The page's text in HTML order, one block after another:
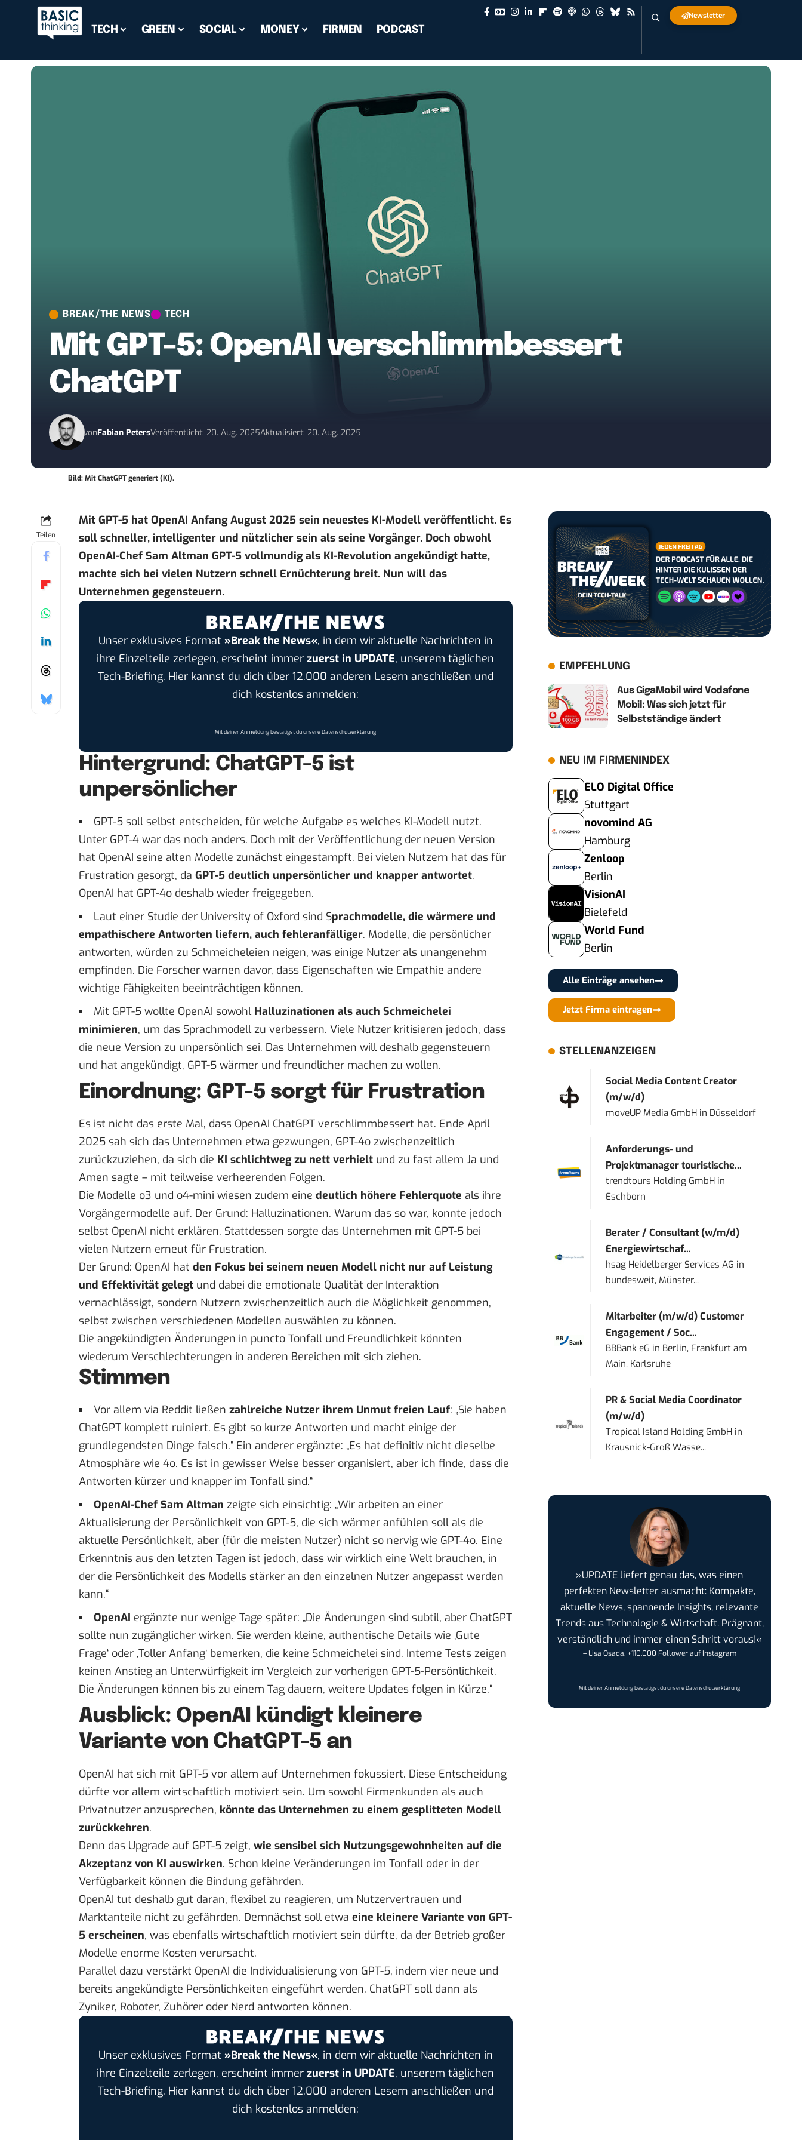
TECH GREEN SOCIAL MONEY FIRMEN PODCAST
Newsletter
BREAK/THE NEWS TECH
Mit GPT-5: OpenAI verschlimmbessert
ChatGPT
vonFabian PetersVeröffentlicht: 20. Aug. 2025Aktualisiert: 20. Aug. 2025
Bild: Mit ChatGPT generiert (KI).
Teilen
Mit GPT-5 hat OpenAI Anfang August 2025 sein neuestes KI-Modell veröffentlicht. Es
soll schneller, intelligenter und nützlicher sein als seine Vorgänger. Doch obwohl
OpenAI-Chef Sam Altman GPT-5 vollmundig als KI-Revolution angekündigt hatte,
machte sich bei vielen Nutzern schnell Ernüchterung breit. Nun will das
Unternehmen gegensteuern.
Unser exklusives Format »Break the News«, in dem wir aktuelle Nachrichten in
ihre Einzelteile zerlegen, erscheint immerzuerst in UPDATE, unserem täglichen
Tech-Briefing. Hier kannst du dich über 12.000 anderen Lesern anschließen und
dich kostenlos anmelden:
Mit deiner Anmeldung bestätigst du unsereDatenschutzerklärung
Hintergrund: ChatGPT-5 ist
unpersönlicher
GPT-5 soll selbst entscheiden, für welche Aufgabe es welches KI-Modell nutzt.
Unter GPT-4 war das noch anders. Doch mit der Veröffentlichung der neuen Version
hat OpenAI seine alten Modelle zunächst eingestampft. Bei vielen Nutzern hat das für
Frustration gesorgt, da GPT-5 deutlich unpersönlicher und knapper antwortet.
OpenAI hat GPT-4o deshalb wieder freigegeben.
Laut einer Studie der University of Oxford sind Sprachmodelle, die wärmere und
empathischere Antworten liefern, auch fehleranfälliger. Modelle, die persönlicher
antworten, würden zu Schmeicheleien neigen, was einige Nutzer als unangenehm
empfinden. Die Forscher warnen davor, dass Eigenschaften wie Empathie andere
wichtige Fähigkeiten beeinträchtigen können.
Mit GPT-5 wollte OpenAI sowohl Halluzinationen als auch Schmeichelei
minimieren, um das Sprachmodell zu verbessern. Viele Nutzer kritisieren jedoch, dass
die neue Version zu unpersönlich sei. Das Unternehmen will deshalb gegensteuern
und hat angekündigt, GPT-5 wärmer und freundlicher machen zu wollen.
Einordnung: GPT-5 sorgt für Frustration
Es ist nicht das erste Mal, dass OpenAI ChatGPT verschlimmbessert hat. Ende April
2025 sah sich das Unternehmen etwa gezwungen, GPT-4o zwischenzeitlich
zurückzuziehen, da sich die KI schlichtweg zu nett verhielt und zu fast allem Ja und
Amen sagte – mit teilweise verheerenden Folgen.
Die Modelle o3 und o4-mini wiesen zudem eine deutlich höhere Fehlerquote als ihre
Vorgängermodelle auf. Der Grund: Halluzinationen. Warum das so war, konnte jedoch
selbst OpenAI nicht erklären. Stattdessen sorgte das Unternehmen mit GPT-5 bei
vielen Nutzern erneut für Frustration.
Der Grund: OpenAI hat den Fokus bei seinem neuen Modell nicht nur auf Leistung
und Effektivität gelegt und dabei die emotionale Qualität der Interaktion
vernachlässigt, sondern Nutzern zwischenzeitlich auch die Möglichkeit genommen,
selbst zwischen verschiedenen Modellen auswählen zu können.
Die angekündigten Änderungen in puncto Tonfall und Freundlichkeit könnten
wiederum Verschlechterungen in anderen Bereichen mit sich ziehen.
Stimmen
Vor allem via Reddit ließen zahlreiche Nutzer ihrem Unmut freien Lauf: „Sie haben
ChatGPT komplett ruiniert. Es gibt so kurze Antworten und macht einige der
grundlegendsten Dinge falsch.“ Ein anderer ergänzte: „Es hat definitiv nicht dieselbe
Atmosphäre wie 4o. Es ist in gewisser Weise besser organisiert, aber ich finde, dass die
Antworten kürzer und knapper im Tonfall sind.“
OpenAI-Chef Sam Altman zeigte sich einsichtig: „Wir arbeiten an einer
Aktualisierung der Persönlichkeit von GPT-5, die sich wärmer anfühlen soll als die
aktuelle Persönlichkeit, aber (für die meisten Nutzer) nicht so nervig wie GPT-4o. Eine
Erkenntnis aus den letzten Tagen ist jedoch, dass wir wirklich eine Welt brauchen, in
der die Persönlichkeit des Modells stärker an den einzelnen Nutzer angepasst werden
kann.“
OpenAI ergänzte nur wenige Tage später: „Die Änderungen sind subtil, aber ChatGPT
sollte nun zugänglicher wirken. Sie werden kleine, authentische Details wie ‚Gute
Frage‘ oder ‚Toller Anfang‘ bemerken, die keine Schmeichelei sind. Interne Tests zeigen
keinen Anstieg an Unterwürfigkeit im Vergleich zur vorherigen GPT-5-Persönlichkeit.
Die Änderungen können bis zu einem Tag dauern, weitere Updates folgen in Kürze.“
Ausblick: OpenAI kündigt kleinere
Variante von ChatGPT-5 an
OpenAI hat sich mit GPT-5 vor allem auf Unternehmen fokussiert. Diese Entscheidung
dürfte vor allem wirtschaftlich motiviert sein. Um sowohl Firmenkunden als auch
Privatnutzer anzusprechen, könnte das Unternehmen zu einem gesplitteten Modell
zurückkehren.
Denn das Upgrade auf GPT-5 zeigt, wie sensibel sich Nutzungsgewohnheiten auf die
Akzeptanz von KI auswirken. Schon kleine Veränderungen im Tonfall oder in der
Verfügbarkeit können die Bindung gefährden.
OpenAI tut deshalb gut daran, flexibel zu reagieren, um Nutzervertrauen und
Marktanteile nicht zu gefährden. Demnächst soll etwa eine kleinere Variante von GPT-
5 erscheinen, was ebenfalls wirtschaftlich motiviert sein dürfte, da der Betrieb großer
Modelle enorme Kosten verursacht.
Parallel dazu verstärkt OpenAI die Individualisierung von GPT-5, indem vier neue und
bereits angekündigte Persönlichkeiten eingeführt werden. ChatGPT soll dann als
Zyniker, Roboter, Zuhörer oder Nerd antworten können.
Unser exklusives Format »Break the News«, in dem wir aktuelle Nachrichten in
ihre Einzelteile zerlegen, erscheint immerzuerst in UPDATE, unserem täglichen
Tech-Briefing. Hier kannst du dich über 12.000 anderen Lesern anschließen und
dich kostenlos anmelden:
EMPFEHLUNG
Aus GigaMobil wird Vodafone
Mobil: Was sich jetzt für
Selbstständige ändert
NEU IM FIRMENINDEX
ELO Digital Office
Stuttgart
novomind AG
Hamburg
Zenloop
Berlin
VisionAI
Bielefeld
World Fund
Berlin
Alle Einträge ansehen
Jetzt Firma eintragen
STELLENANZEIGEN
Social Media Content Creator
(m/w/d)
moveUP Media GmbH in Düsseldorf
Anforderungs- und
Projektmanager touristische...
trendtours Holding GmbH in
Eschborn
Berater / Consultant (w/m/d)
Energiewirtschaf...
hsag Heidelberger Services AG in
bundesweit, Münster...
Mitarbeiter (m/w/d) Customer
Engagement / Soc...
BBBank eG in Berlin, Frankfurt am
Main, Karlsruhe
PR & Social Media Coordinator
(m/w/d)
Tropical Island Holding GmbH in
Krausnick-Groß Wasse...
»UPDATE liefert genau das, was einen
perfekten Newsletter ausmacht: Kompakte,
aktuelle News, spannende Insights, relevante
Trends aus Technologie & Wirtschaft. Prägnant,
verständlich und immer einen Schritt voraus!«
– Lisa Osada, +110.000 Follower auf Instagram
Mit deiner Anmeldung bestätigst du unsereDatenschutzerklärung